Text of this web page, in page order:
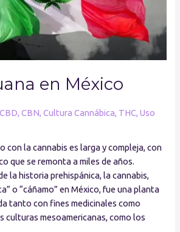
en México
CBD,CBN,Cultura Cannábica, THC,Uso
con la cannabis es larga y compleja, con
que se remonta a miles de años.
la historia prehispánica, la cannabis,
o “cáñamo” en México, fue una planta
tanto con fines medicinales como
culturas mesoamericanas, como los